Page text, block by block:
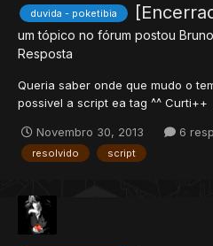
duvida - poketibia
um tópico no fórum postou
Resposta
Queria saber onde que mudo o
possivel a script ea tag ^^ Curti++
Novembro 30, 2013 6
resolvido script